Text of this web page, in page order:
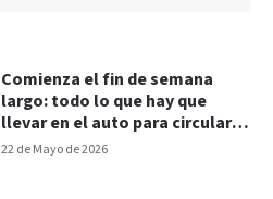
22 de Mayo de 2026
Comienza el fin de semana
largo: todo lo que hay que
llevar en el auto para circular
por la ruta